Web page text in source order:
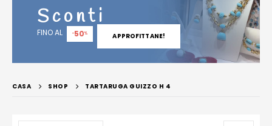
Sconti
FINO AL -50% APPROFITTANE!
CASA SHOP TARTARUGA GUIZZO H 4